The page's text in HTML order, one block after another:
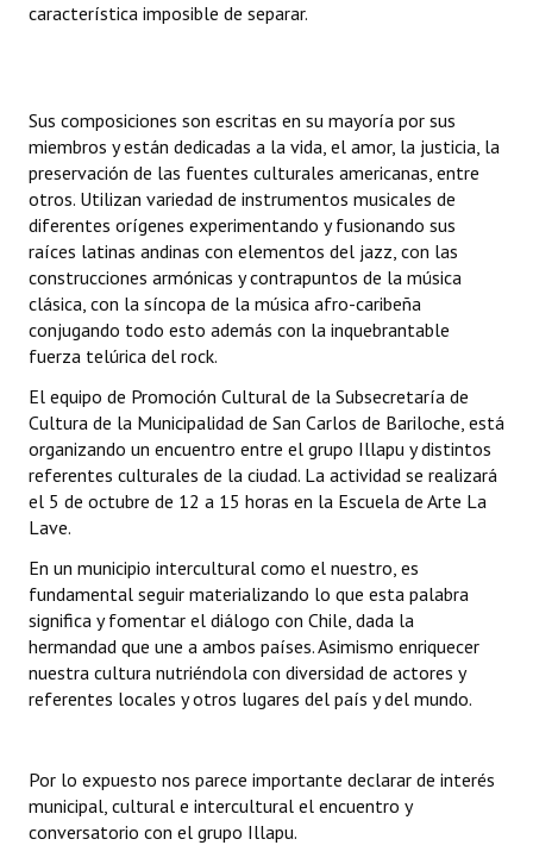
Datos Históricos
Audiencias Públicas - Registro
Mujeres que Dejaron Huellas - Registro
Periodistas Decanos - Registro
Ciudadano Ilustre - Registro
Banca del Vecino - Registro
Huéspedes de Honor - Registro
Antiguos Pobladores - Registro
Reconocimientos - Registro
Bariloche, Municipio intercultural
REFORMA DE LA CARTA ORGÁNICA
característica imposible de separar.
Sus composiciones son escritas en su mayoría por sus
miembros y están dedicadas a la vida, el amor, la justicia, la
preservación de las fuentes culturales americanas, entre
otros. Utilizan variedad de instrumentos musicales de
diferentes orígenes experimentando y fusionando sus
raíces latinas andinas con elementos del jazz, con las
construcciones armónicas y contrapuntos de la música
clásica, con la síncopa de la música afro-caribeña
conjugando todo esto además con la inquebrantable
fuerza telúrica del rock.
El equipo de Promoción Cultural de la Subsecretaría de
Cultura de la Municipalidad de San Carlos de Bariloche, está
organizando un encuentro entre el grupo Illapu y distintos
referentes culturales de la ciudad. La actividad se realizará
el 5 de octubre de 12 a 15 horas en la Escuela de Arte La
Lave.
En un municipio intercultural como el nuestro, es
fundamental seguir materializando lo que esta palabra
significa y fomentar el diálogo con Chile, dada la
hermandad que une a ambos países. Asimismo enriquecer
nuestra cultura nutriéndola con diversidad de actores y
referentes locales y otros lugares del país y del mundo.
Por lo expuesto nos parece importante declarar de interés
municipal, cultural e intercultural el encuentro y
conversatorio con el grupo Illapu.